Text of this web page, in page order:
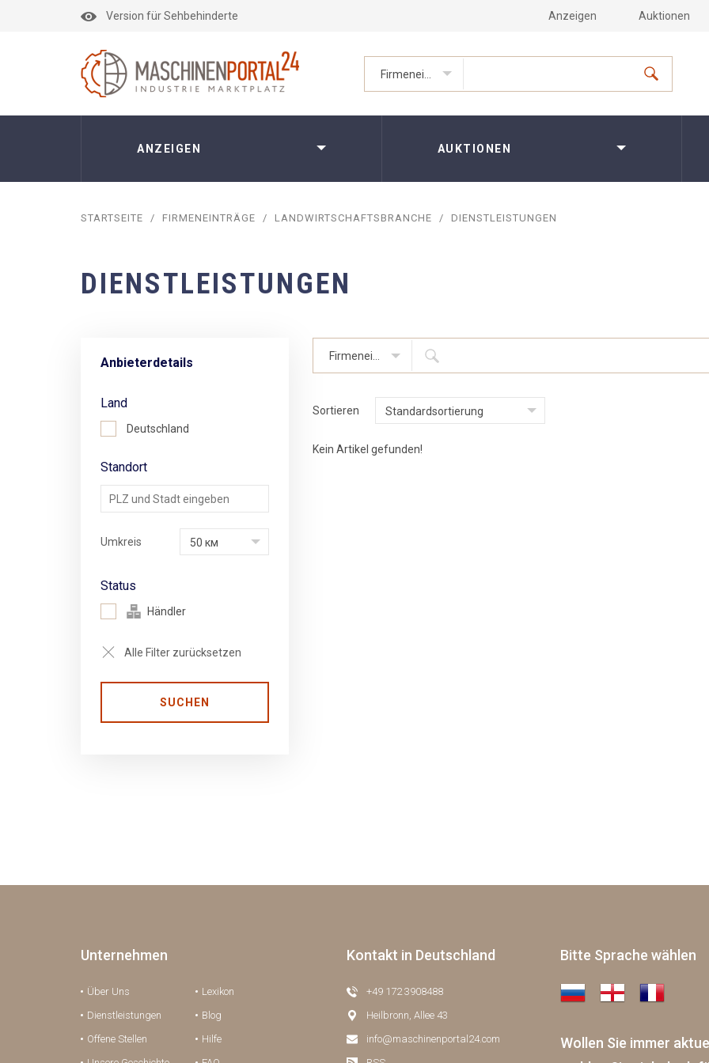
Version für Sehbehinderte Anzeigen Auktionen
ANZEIGEN AUKTIONEN
STARTSEITE / FIRMENEINTRÄGE / LANDWIRTSCHAFTSBRANCHE / DIENSTLEISTUNGEN
DIENSTLEISTUNGEN
Anbieterdetails
Land
Deutschland
Standort
Umkreis 50 км
Status
Händler
Alle Filter zurücksetzen
SUCHEN
Sortieren Standardsortierung
Kein Artikel gefunden!
Unternehmen
Über Uns
Dienstleistungen
Offene Stellen
Lexikon
Blog
Hilfe
Kontakt in Deutschland
+49 172 3908488
Heilbronn, Allee 43
info@maschinenportal24.сom
Bitte Sprache wählen
Wollen Sie immer